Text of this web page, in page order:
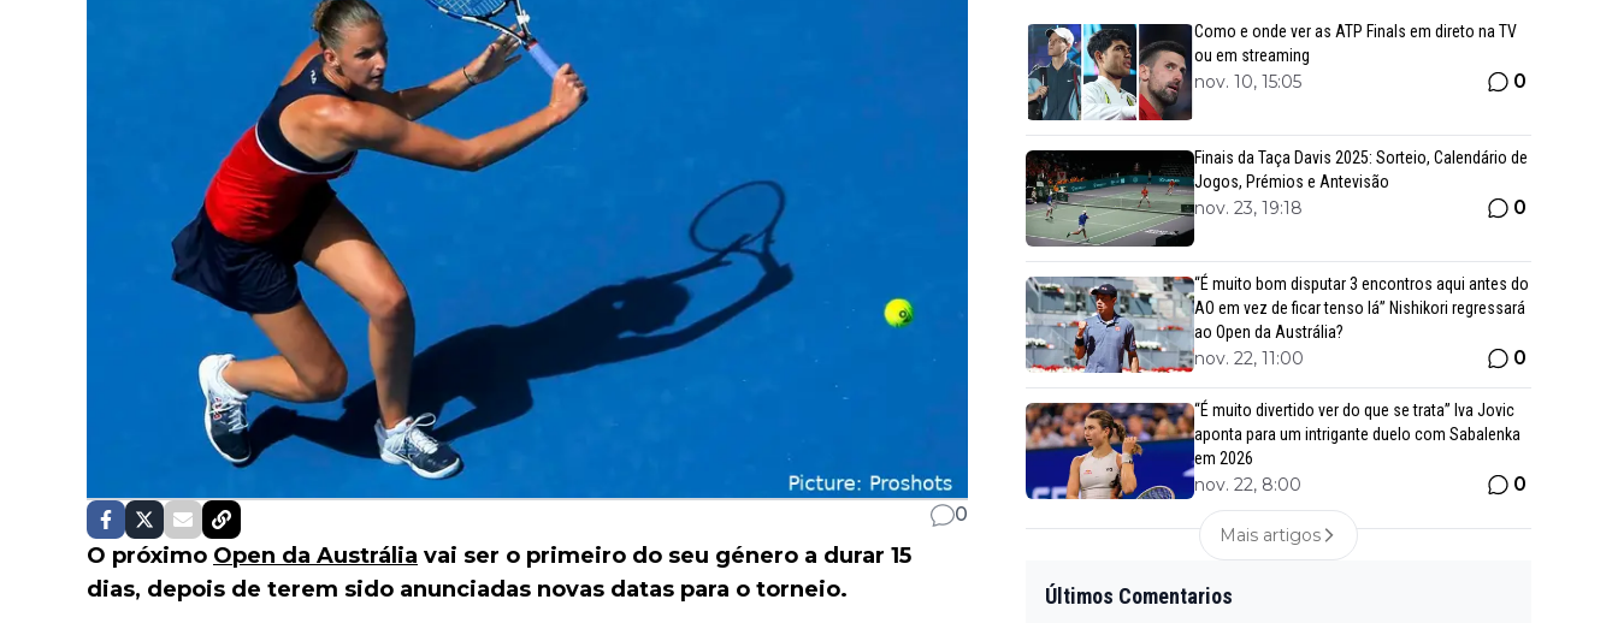
0
O próximo Open da Austrália vai ser o primeiro do seu género a durar 15
dias, depois de terem sido anunciadas novas datas para o torneio.
Como e onde ver as ATP Finals em direto na TV
ou em streaming
nov. 10, 15:05 0
Finais da Taça Davis 2025: Sorteio, Calendário de
Jogos, Prémios e Antevisão
nov. 23, 19:18 0
“É muito bom disputar 3 encontros aqui antes do
AO em vez de ficar tenso lá” Nishikori regressará
ao Open da Austrália?
nov. 22, 11:00 0
“É muito divertido ver do que se trata” Iva Jovic
aponta para um intrigante duelo com Sabalenka
em 2026
nov. 22, 8:00 0
Mais artigos
Últimos Comentarios